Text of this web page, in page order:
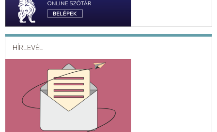
HÍRLEVÉL